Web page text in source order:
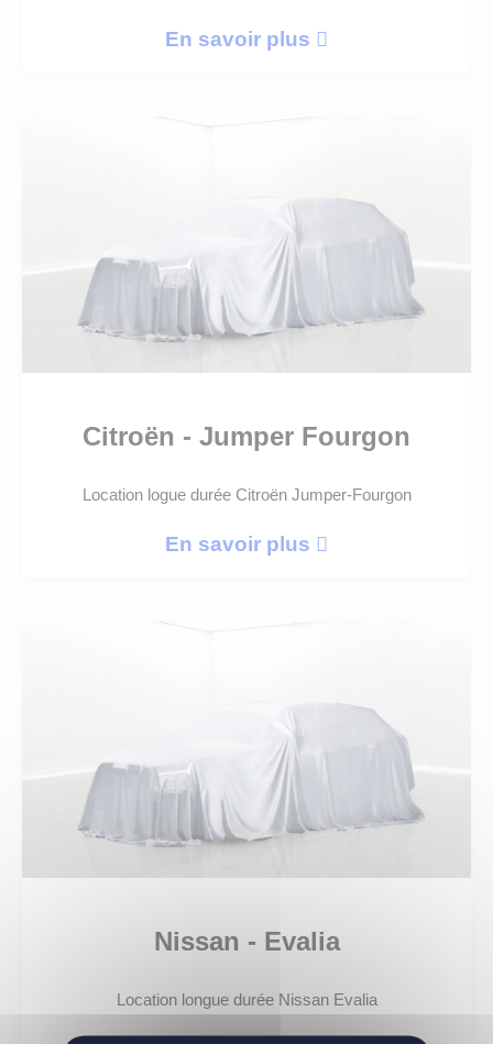
En savoir plus
Citroën - Jumper Fourgon
Location logue durée Citroën Jumper-Fourgon
En savoir plus
Nissan - Evalia
Location longue durée Nissan Evalia